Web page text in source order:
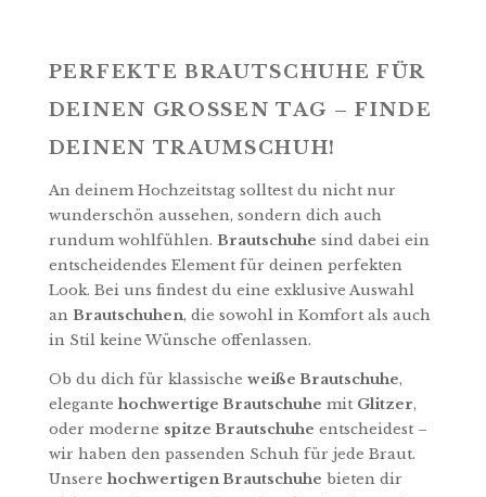
PERFEKTE BRAUTSCHUHE FÜR
DEINEN GROSSEN TAG – FINDE D
EINEN TRAUMSCHUH!
An deinem Hochzeitstag solltest du nicht nur
wunderschön aussehen, sondern dich auch
rundum wohlfühlen. Brautschuhe sind dabei ein
entscheidendes Element für deinen perfekten
Look. Bei uns findest du eine exklusive Auswahl
an Brautschuhen, die sowohl in Komfort als auch
in Stil keine Wünsche offenlassen.
Ob du dich für klassische weiße Brautschuhe,
elegante hochwertige Brautschuhe mit Glitzer,
oder moderne spitze Brautschuhe entscheidest –
wir haben den passenden Schuh für jede Braut.
Unsere hochwertigen Brautschuhe bieten dir